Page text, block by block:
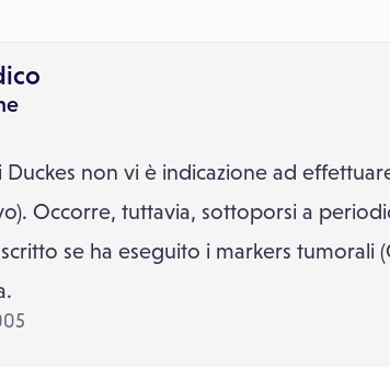
Duckes non vi è indicazione ad
Occorre, tuttavia, sottoporsi a
se ha eseguito i markers tumorali